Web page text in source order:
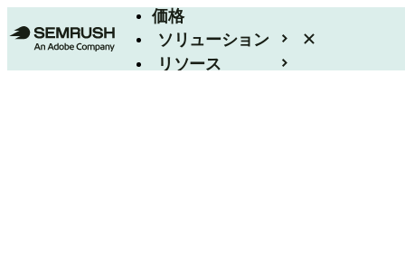
価格
ソリューション
リソース